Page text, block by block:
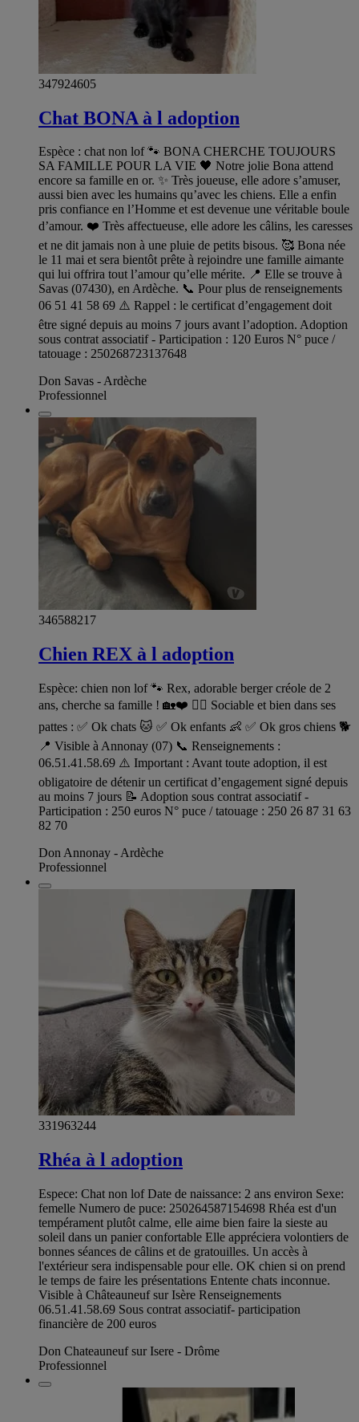
347924605
Chat BONA à l adoption
Espèce : chat non lof 🐾 BONA CHERCHE TOUJOURS
SA FAMILLE POUR LA VIE 🖤 Notre jolie Bona attend
encore sa famille en or. ✨ Très joueuse, elle adore s’amuser,
aussi bien avec les humains qu’avec les chiens. Elle a enfin
pris confiance en l’Homme et est devenue une véritable boule
d’amour. ❤️ Très affectueuse, elle adore les câlins, les caresses
et ne dit jamais non à une pluie de petits bisous. 🥰 Bona née
le 11 mai et sera bientôt prête à rejoindre une famille aimante
qui lui offrira tout l’amour qu’elle mérite. 📍 Elle se trouve à
Savas (07430), en Ardèche. 📞 Pour plus de renseignements
06 51 41 58 69 ⚠️ Rappel : le certificat d’engagement doit
être signé depuis au moins 7 jours avant l’adoption. Adoption
sous contrat associatif - Participation : 120 Euros N° puce /
tatouage : 250268723137648
Don Savas - Ardèche
Professionnel
346588217
Chien REX à l adoption
Espèce: chien non lof 🐾 Rex, adorable berger créole de 2
ans, cherche sa famille ! 🏡❤️ 🐕‍🦺 Sociable et bien dans ses
pattes : ✅ Ok chats 🐱 ✅ Ok enfants 👶 ✅ Ok gros chiens 🐕
📍 Visible à Annonay (07) 📞 Renseignements :
06.51.41.58.69 ⚠️ Important : Avant toute adoption, il est
obligatoire de détenir un certificat d’engagement signé depuis
au moins 7 jours 📝 Adoption sous contrat associatif -
Participation : 250 euros N° puce / tatouage : 250 26 87 31 63
82 70
Don Annonay - Ardèche
Professionnel
331963244
Rhéa à l adoption
Espece: Chat non lof Date de naissance: 2 ans environ Sexe:
femelle Numero de puce: 250264587154698 Rhéa est d'un
tempérament plutôt calme, elle aime bien faire la sieste au
soleil dans un panier confortable Elle appréciera volontiers de
bonnes séances de câlins et de gratouilles. Un accès à
l'extérieur sera indispensable pour elle. OK chien si on prend
le temps de faire les présentations Entente chats inconnue.
Visible à Châteauneuf sur Isère Renseignements
06.51.41.58.69 Sous contrat associatif- participation
financière de 200 euros
Don Chateauneuf sur Isere - Drôme
Professionnel